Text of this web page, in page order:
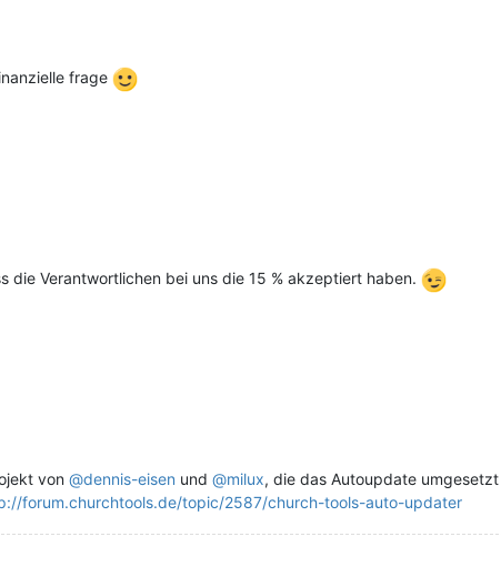
frage
die Verantwortlichen bei uns die 15 % akzeptiert haben.
von @dennis-eisen und @milux, die das Autoupdate
forum.churchtools.de/topic/2587/church-tools-auto-updater